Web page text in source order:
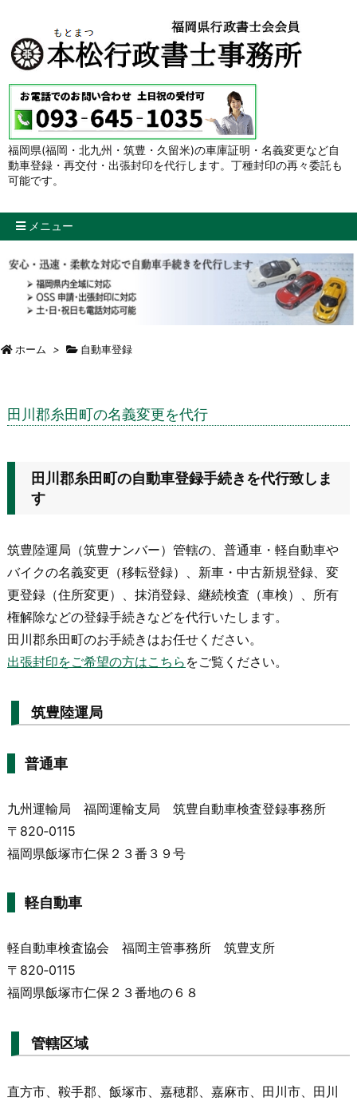
福岡県(福岡・北九州・筑豊・久留米)の車庫証明・名義変更など自
動車登録・再交付・出張封印を代行します。丁種封印の再々委託も
可能です。
メニュー
ホーム > 自動車登録
田川郡糸田町の名義変更を代行
田川郡糸田町の自動車登録手続きを代行致しま
す
筑豊陸運局（筑豊ナンバー）管轄の、普通車・軽自動車や
バイクの名義変更（移転登録）、新車・中古新規登録、変
更登録（住所変更）、抹消登録、継続検査（車検）、所有
権解除などの登録手続きなどを代行いたします。
田川郡糸田町のお手続きはお任せください。
出張封印をご希望の方はこちら をご覧ください。
筑豊陸運局
普通車
九州運輸局 福岡運輸支局 筑豊自動車検査登録事務所
〒820‐0115
福岡県飯塚市仁保２３番３９号
軽自動車
軽自動車検査協会 福岡主管事務所 筑豊支所
〒820‐0115
福岡県飯塚市仁保２３番地の６８
管轄区域
直方市、鞍手郡、飯塚市、嘉穂郡、嘉麻市、田川市、田川